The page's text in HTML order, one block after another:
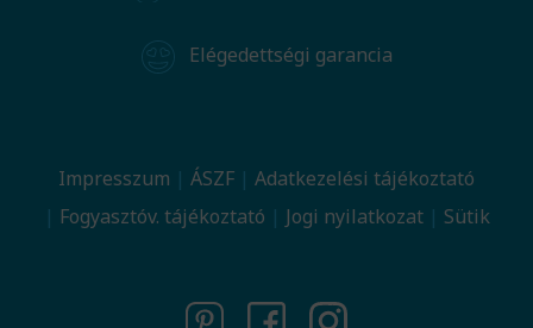
Elégedettségi garancia
Impresszum ÁSZF
Adatkezelési tájékoztató
Fogyasztóv. tájékoztató
Jogi nyilatkozat Sütik